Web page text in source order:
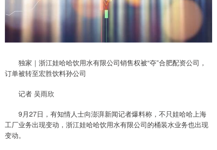
独家｜浙江娃哈哈饮用水有限公司销售权被“夺”合肥配资公司，
订单被转至宏胜饮料孙公司
记者 吴雨欣
9月27日，有知情人士向澎湃新闻记者爆料称，不只娃哈哈上海
工厂业务出现变动，浙江娃哈哈饮用水有限公司的桶装水业务也出现
变动。